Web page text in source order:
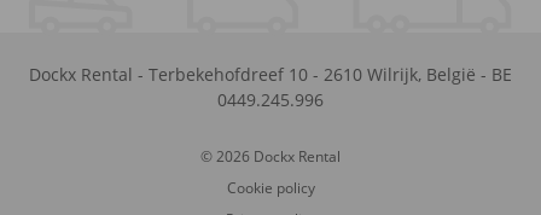
Dockx Rental - Terbekehofdreef 10 - 2610 Wilrijk, België - BE
0449.245.996
© 2026 Dockx Rental
Cookie policy